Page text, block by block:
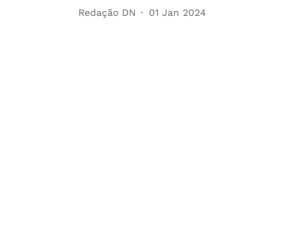
Redação DN 01 Jan 2024